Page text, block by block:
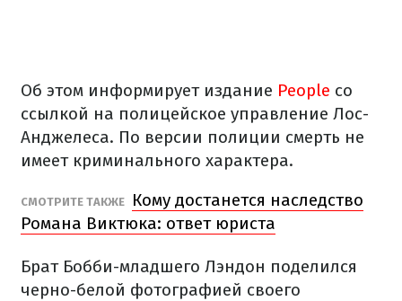
Об этом информирует издание People со
ссылкой на полицейское управление Лос-
Анджелеса. По версии полиции смерть не
имеет криминального характера.
СМОТРИТЕ ТАКЖЕ
Кому достанется наследство
Романа Виктюка: ответ юриста
Брат Бобби-младшего Лэндон поделился
черно-белой фотографией своего